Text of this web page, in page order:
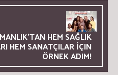
HEM SAĞLIK
HEM SANATÇILAR İÇIN
ÖRNEK ADIM!